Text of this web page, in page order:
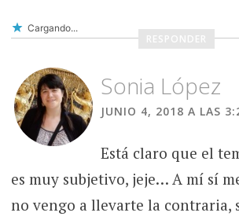
Cargando...
RESPONDER
Sonia López
JUNIO 4, 2018 A LAS
Está claro que el
es muy subjetivo, jeje… A mí sí
no vengo a llevarte la contraria,